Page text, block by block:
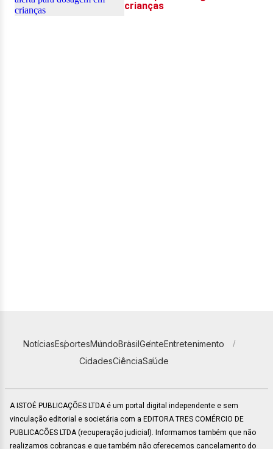
NotíciasEsportesMundoBrasilGenteEntretenimento
CidadesCiênciaSaúde
A ISTOÉ PUBLICAÇÕES LTDA é um portal digital independente e sem
vinculação editorial e societária com a EDITORA TRES COMÉRCIO DE
PUBLICACÕES LTDA (recuperação judicial). Informamos também que não
realizamos cobranças e que também não oferecemos cancelamento do